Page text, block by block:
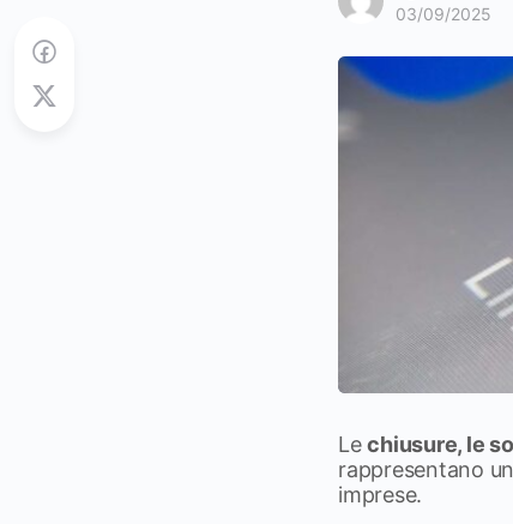
03/09/2025
Lechiusure, le
rappresentano
imprese.